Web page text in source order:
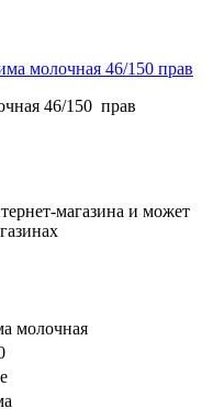
46/150 прав
магазина и может
молочная